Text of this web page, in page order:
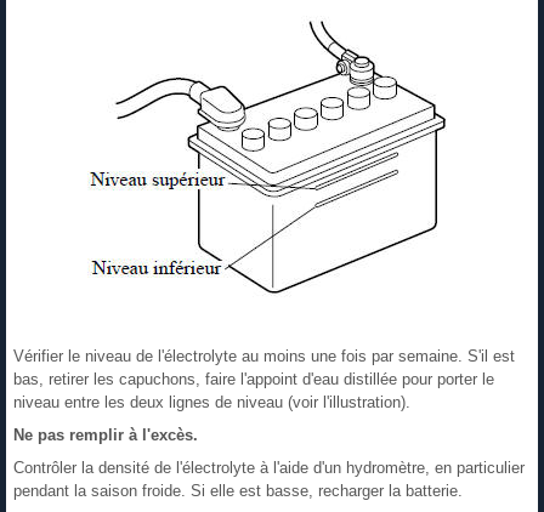
Vérifier le niveau de l'électrolyte au moins une fois par semaine. S'il est
bas, retirer les capuchons, faire l'appoint d'eau distillée pour porter le
niveau entre les deux lignes de niveau (voir l'illustration).
Ne pas remplir à l'excès.
Contrôler la densité de l'électrolyte à l'aide d'un hydromètre, en particulier
pendant la saison froide. Si elle est basse, recharger la batterie.